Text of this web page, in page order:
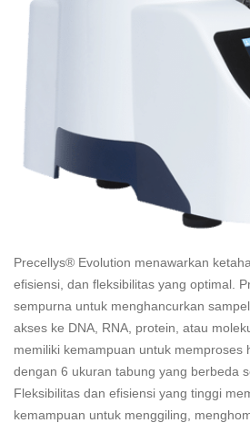
Precellys® Evolution menawarkan
efisiensi, dan fleksibilitas yang optimal.
sempurna untuk menghancurkan
akses ke DNA, RNA, protein, atau
memiliki kemampuan untuk memproses
dengan 6 ukuran tabung yang berbeda
Fleksibilitas dan efisiensi yang tinggi
kemampuan untuk menggiling,